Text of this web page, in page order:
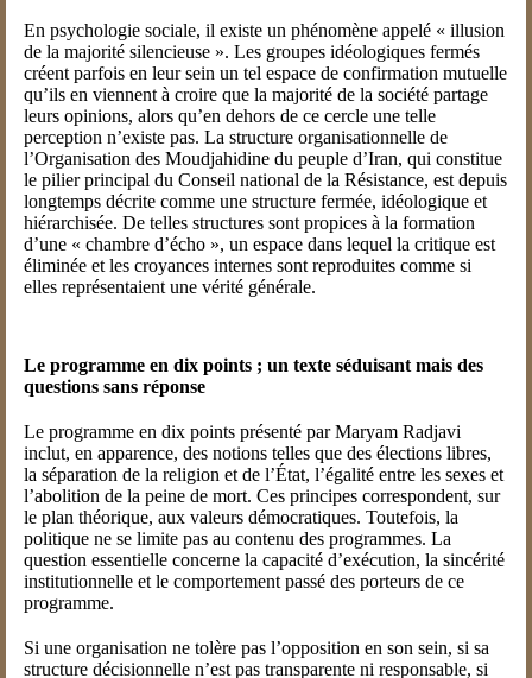
En psychologie sociale, il existe un phénomène appelé « illusion
de la majorité silencieuse ». Les groupes idéologiques fermés
créent parfois en leur sein un tel espace de confirmation mutuelle
qu’ils en viennent à croire que la majorité de la société partage
leurs opinions, alors qu’en dehors de ce cercle une telle
perception n’existe pas. La structure organisationnelle de
l’Organisation des Moudjahidine du peuple d’Iran, qui constitue
le pilier principal du Conseil national de la Résistance, est depuis
longtemps décrite comme une structure fermée, idéologique et
hiérarchisée. De telles structures sont propices à la formation
d’une « chambre d’écho », un espace dans lequel la critique est
éliminée et les croyances internes sont reproduites comme si
elles représentaient une vérité générale.
Le programme en dix points ; un texte séduisant mais des
questions sans réponse
Le programme en dix points présenté par Maryam Radjavi
inclut, en apparence, des notions telles que des élections libres,
la séparation de la religion et de l’État, l’égalité entre les sexes et
l’abolition de la peine de mort. Ces principes correspondent, sur
le plan théorique, aux valeurs démocratiques. Toutefois, la
politique ne se limite pas au contenu des programmes. La
question essentielle concerne la capacité d’exécution, la sincérité
institutionnelle et le comportement passé des porteurs de ce
programme.
Si une organisation ne tolère pas l’opposition en son sein, si sa
structure décisionnelle n’est pas transparente ni responsable, si